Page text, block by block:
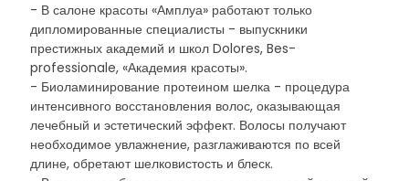
- В салоне красоты «Амплуа» работают только
дипломированные специалисты - выпускники
престижных академий и школ Dolores, Bes-
professionale, «Академия красоты».
- Биоламинирование протеином шелка - процедура
интенсивного восстановления волос, оказывающая
лечебный и эстетический эффект. Волосы получают
необходимое увлажнение, разглаживаются по всей
длине, обретают шелковистость и блеск.